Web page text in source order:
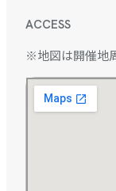
ACCESS
※地図は開催地